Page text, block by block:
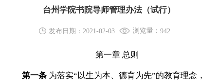
台州学院书院导师管理办法（试行）
发布日期：2021-02-03 浏览量： 942
第一章 总则
第一条 为落实“以生为本、德育为先”的教育理念，